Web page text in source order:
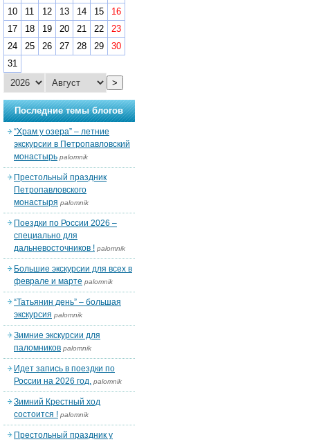
10
11 12 13 14 15
16
17
18 19 20 21 22
23
24
25 26 27 28 29
30
31
>
Последние темы блогов
“Храм у озера” – летние
экскурсии в Петропавловский
монастырь palomnik
Престольный праздник
Петропавловского
монастыря palomnik
Поездки по России 2026 –
специально для
дальневосточников ! palomnik
Большие экскурсии для всех в
феврале и марте palomnik
“Татьянин день” – большая
экскурсия palomnik
Зимние экскурсии для
паломников palomnik
Идет запись в поездки по
России на 2026 год. palomnik
Зимний Крестный ход
состоится ! palomnik
Престольный праздник у